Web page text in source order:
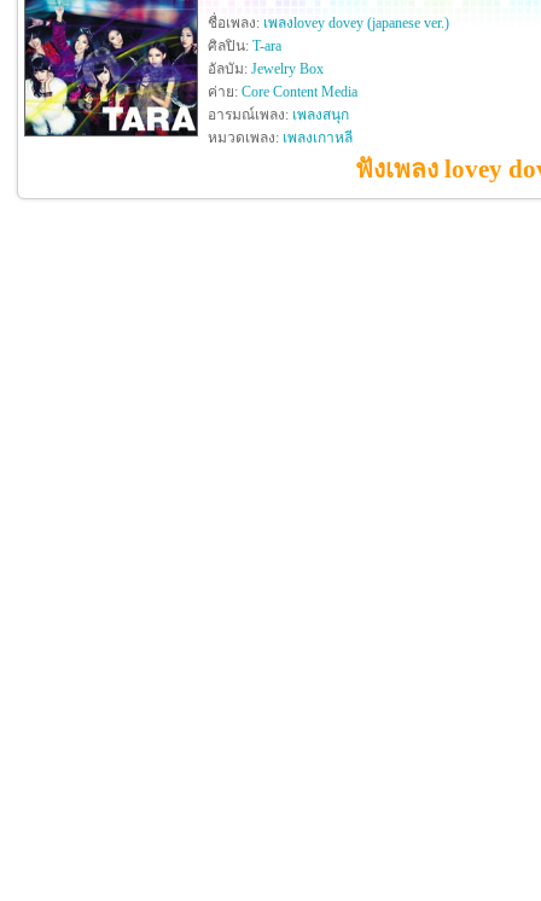
ชื่อเพลง: เพลงlovey dovey (japanese ver.)
ศิลปิน: T-ara
อัลบัม: Jewelry Box
ค่าย: Core Content Media
อารมณ์เพลง: เพลงสนุก
หมวดเพลง: เพลงเกาหลี
ฟังเพลง lovey